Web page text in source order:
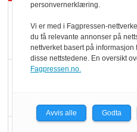
personvernerklæring.
Vi er med i Fagpressen-
du få relevante annonser på
nettverket basert på informasjon
disse nettstedene. En oversikt
Fagpressen.no.
Avvis alle Godta